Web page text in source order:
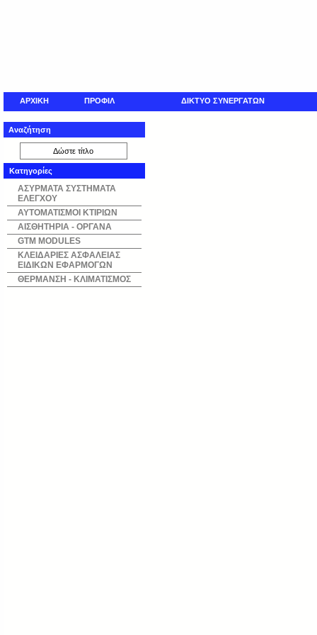
ΑΡΧΙΚΗ ΠΡΟΦΙΛ ΔΙΚΤΥΟ ΣΥΝΕΡΓΑΤΩΝ
Αναζήτηση
Κατηγορίες
ΑΣΥΡΜΑΤΑ ΣΥΣΤΗΜΑΤΑ
ΕΛΕΓΧΟΥ
ΑΥΤΟΜΑΤΙΣΜΟΙ ΚΤΙΡΙΩΝ
ΑΙΣΘΗΤΗΡΙΑ - ΟΡΓΑΝΑ
GTM MODULES
ΚΛΕΙΔΑΡΙΕΣ ΑΣΦΑΛΕΙΑΣ
ΕΙΔΙΚΩΝ ΕΦΑΡΜΟΓΩΝ
ΘΕΡΜΑΝΣΗ - ΚΛΙΜΑΤΙΣΜΟΣ